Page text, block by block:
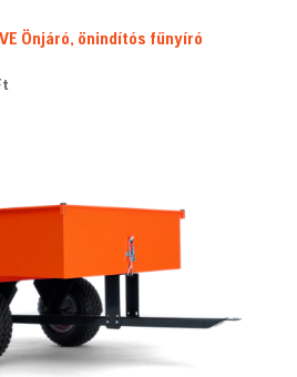
Önjáró, önindítós fűnyíró
Current